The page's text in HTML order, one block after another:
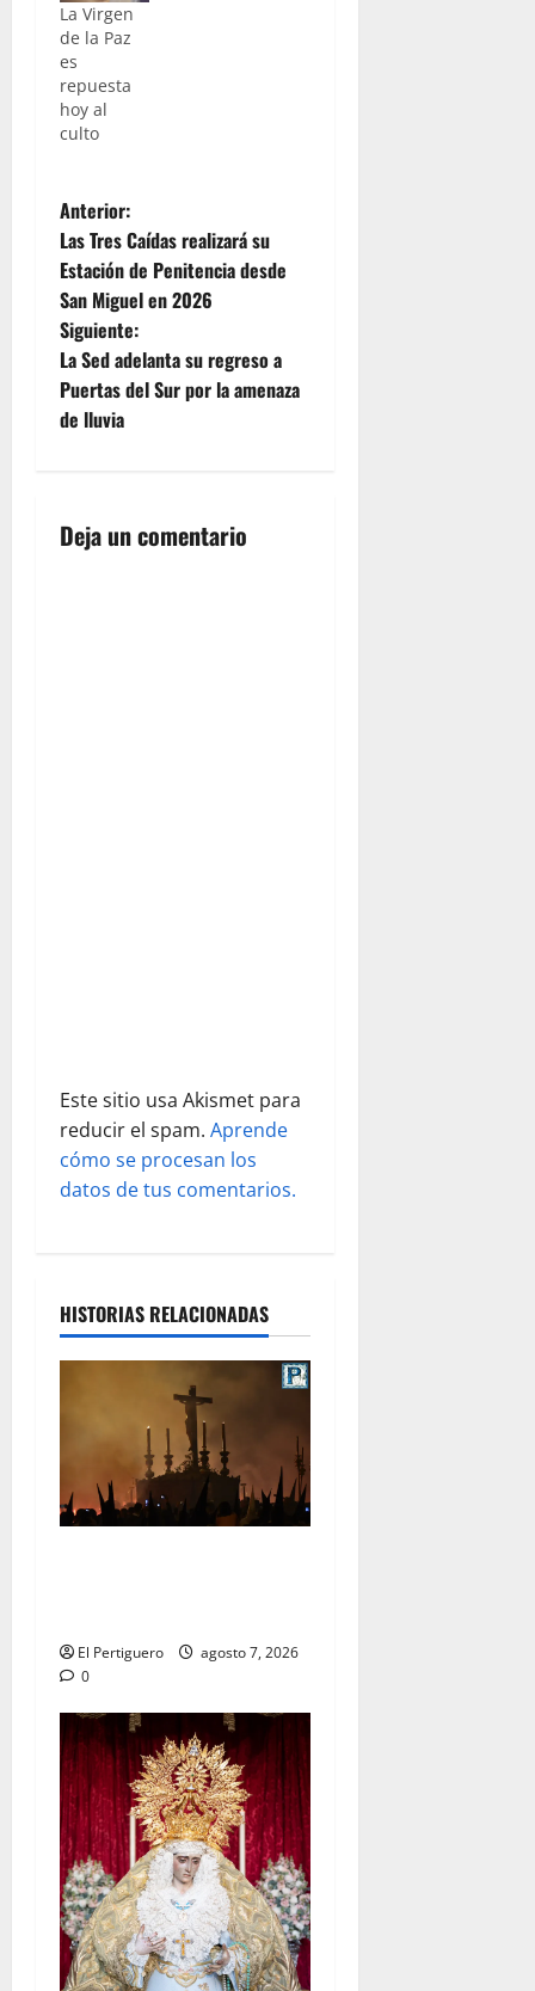
La Virgen
de la Paz
es
repuesta
hoy al
culto
N
a
v
e
g
c
a
s
Anterior:
Las Tres Caídas realizará su
Estación de Penitencia desde
San Miguel en 2026
Siguiente:
La Sed adelanta su regreso a
Puertas del Sur por la amenaza
de lluvia
Deja un comentario
Este sitio usa Akismet para
reducir el spam. Aprende
cómo se procesan los
datos de tus comentarios.
HISTORIAS RELACIONADAS
El Pertiguero
agosto 7, 2026
0